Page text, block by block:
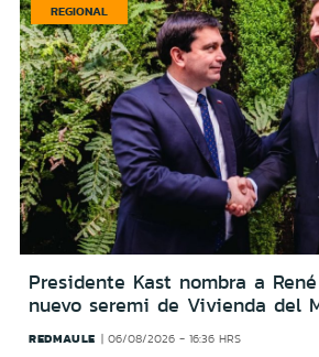
REGIONAL
Presidente Kast nombra a
nuevo seremi de Vivienda del
REDMAULE 06/08/2026 - 16:36 HRS